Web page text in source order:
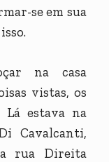
se em sua
na casa
vistas, os
Lá estava na
Cavalcanti,
rua Direita